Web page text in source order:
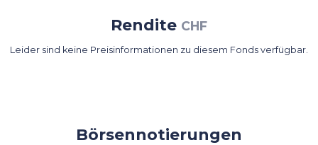
Rendite CHF
Leider sind keine Preisinformationen zu diesem Fonds verfügbar.
Börsennotierungen